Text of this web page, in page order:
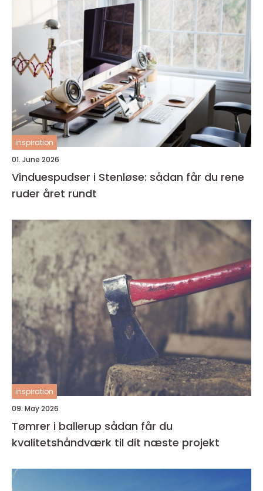
inspiration
01. June 2026
Vinduespudser i Stenløse: sådan får du rene
ruder året rundt
inspiration
09. May 2026
Tømrer i ballerup sådan får du
kvalitetshåndværk til dit næste projekt